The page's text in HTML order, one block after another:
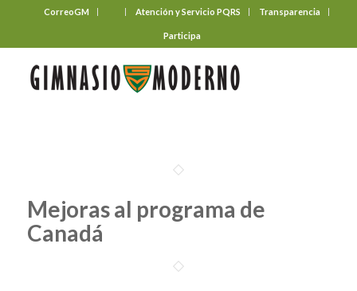
CorreoGM Atención y Servicio PQRS Transparencia
Participa
Mejoras al programa de
Canadá